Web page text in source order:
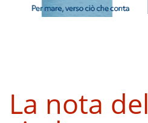
La nota del